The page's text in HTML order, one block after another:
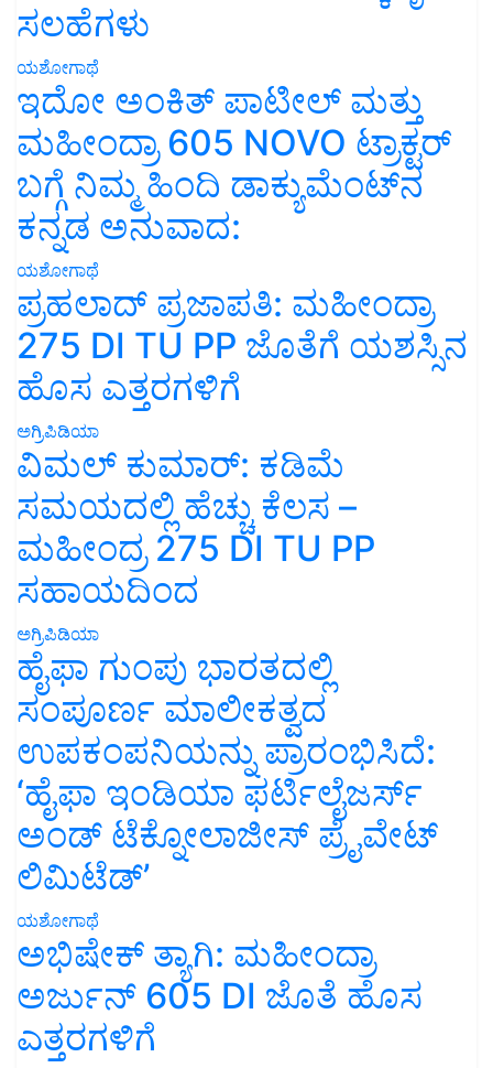
ಸಲಹೆಗಳು
ಯಶೋಗಾಥೆ
ಇದೋ ಅಂಕಿತ್ ಪಾಟೀಲ್ ಮತ್ತು
ಮಹೀಂದ್ರಾ 605 NOVO ಟ್ರಾಕ್ಟರ್
ಬಗ್ಗೆ ನಿಮ್ಮ ಹಿಂದಿ ಡಾಕ್ಯುಮೆಂಟ್‌ನ
ಕನ್ನಡ ಅನುವಾದ:
ಯಶೋಗಾಥೆ
ಪ್ರಹಲಾದ್ ಪ್ರಜಾಪತಿ: ಮಹೀಂದ್ರಾ
275 DI TU PP ಜೊತೆಗೆ ಯಶಸ್ಸಿನ
ಹೊಸ ಎತ್ತರಗಳಿಗೆ
ಅಗ್ರಿಪಿಡಿಯಾ
ವಿಮಲ್ ಕುಮಾರ್: ಕಡಿಮೆ
ಸಮಯದಲ್ಲಿ ಹೆಚ್ಚು ಕೆಲಸ –
ಮಹೀಂದ್ರ 275 DI TU PP
ಸಹಾಯದಿಂದ
ಅಗ್ರಿಪಿಡಿಯಾ
ಹೈಫಾ ಗುಂಪು ಭಾರತದಲ್ಲಿ
ಸಂಪೂರ್ಣ ಮಾಲೀಕತ್ವದ
ಉಪಕಂಪನಿಯನ್ನು ಪ್ರಾರಂಭಿಸಿದೆ:
‘ಹೈಫಾ ಇಂಡಿಯಾ ಫರ್ಟಿಲೈಜರ್ಸ್
ಅಂಡ್ ಟೆಕ್ನೋಲಾಜೀಸ್ ಪ್ರೈವೇಟ್
ಲಿಮಿಟೆಡ್’
ಯಶೋಗಾಥೆ
ಅಭಿಷೇಕ್ ತ್ಯಾಗಿ: ಮಹೀಂದ್ರಾ
ಅರ್ಜುನ್ 605 DI ಜೊತೆ ಹೊಸ
ಎತ್ತರಗಳಿಗೆ